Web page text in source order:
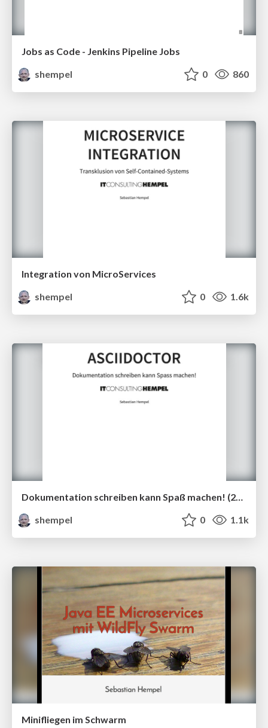
Jobs as Code - Jenkins Pipeline Jobs
shempel
0 860
Integration von MicroServices
shempel
0 1.6k
Dokumentation schreiben kann Spaß machen! (2017)
shempel
0 1.1k
Minifliegen im Schwarm